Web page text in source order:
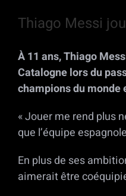
Thiago Messi
À 11 ans, Thiago
Catalogne lors du
champions du
« Jouer me rend plus
que l’équipe
En plus de ses
aimerait être